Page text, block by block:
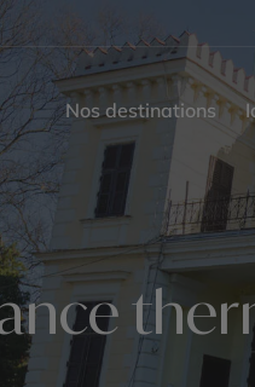
Nos destinations